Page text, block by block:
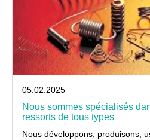
05.02.2025
Nous sommes spécialisés
ressorts de tous types
Nous développons, produisons,